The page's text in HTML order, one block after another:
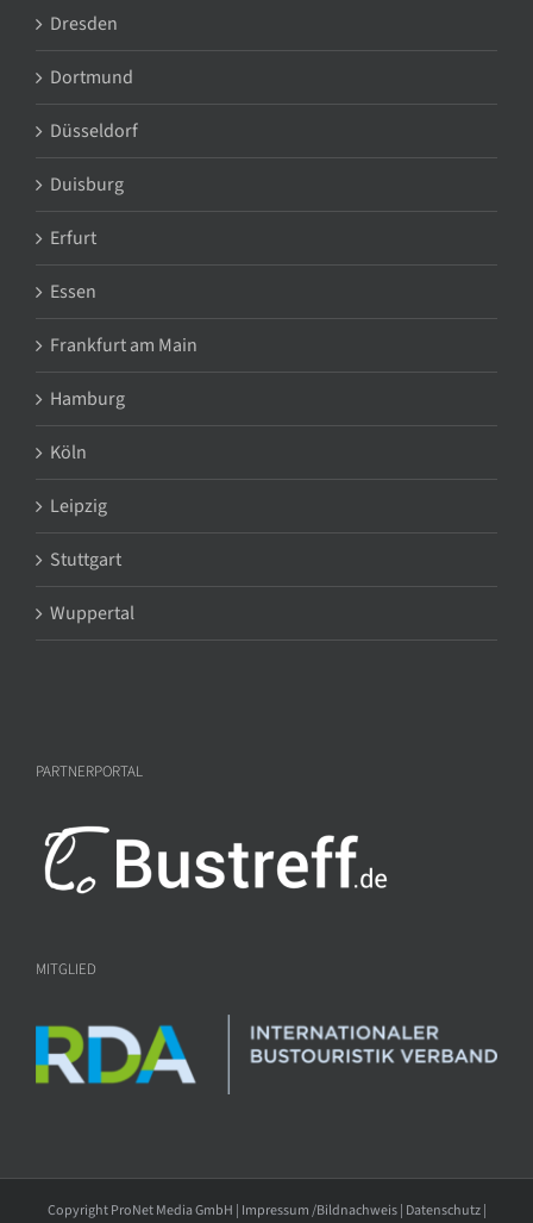
Dresden
Dortmund
Düsseldorf
Duisburg
Erfurt
Essen
Frankfurt am Main
Hamburg
Köln
Leipzig
Stuttgart
Wuppertal
PARTNERPORTAL
MITGLIED
Copyright ProNet Media GmbH | Impressum /Bildnachweis| Datenschutz|